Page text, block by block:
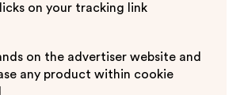
on your tracking link
on the advertiser website and
any product within cookie